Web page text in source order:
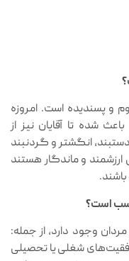
و پسندیده است. امروزه
شده تا آقایان نیز از
انگشتر و گردنبند
و ماندگار هستند
وجود دارد، از جمله:
شغلی یا تحصیلی